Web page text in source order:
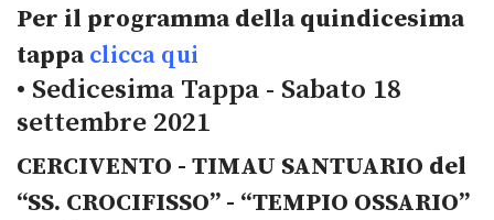
Per il programma della quindicesima
tappaclicca qui
• Sedicesima Tappa - Sabato 18
settembre 2021
CERCIVENTO - TIMAU SANTUARIO del
“SS. CROCIFISSO” - “TEMPIO OSSARIO”